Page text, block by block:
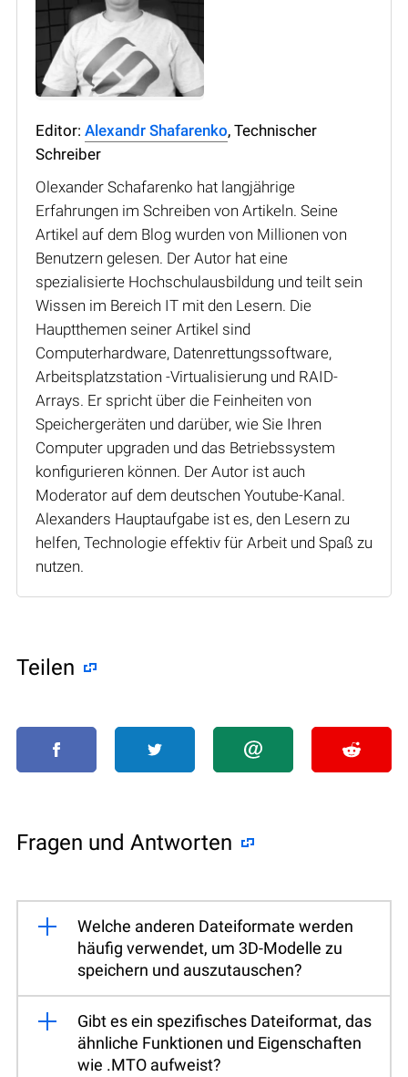
Editor: Alexandr Shafarenko, Technischer
Schreiber
Olexander Schafarenko hat langjährige
Erfahrungen im Schreiben von Artikeln. Seine
Artikel auf dem Blog wurden von Millionen von
Benutzern gelesen. Der Autor hat eine
spezialisierte Hochschulausbildung und teilt sein
Wissen im Bereich IT mit den Lesern. Die
Hauptthemen seiner Artikel sind
Computerhardware, Datenrettungssoftware,
Arbeitsplatzstation -Virtualisierung und RAID-
Arrays. Er spricht über die Feinheiten von
Speichergeräten und darüber, wie Sie Ihren
Computer upgraden und das Betriebssystem
konfigurieren können. Der Autor ist auch
Moderator auf dem deutschen Youtube-Kanal.
Alexanders Hauptaufgabe ist es, den Lesern zu
helfen, Technologie effektiv für Arbeit und Spaß zu
nutzen.
Teilen
Fragen und Antworten
Welche anderen Dateiformate werden
häufig verwendet, um 3D-Modelle zu
speichern und auszutauschen?
Gibt es ein spezifisches Dateiformat, das
ähnliche Funktionen und Eigenschaften
wie .MTO aufweist?